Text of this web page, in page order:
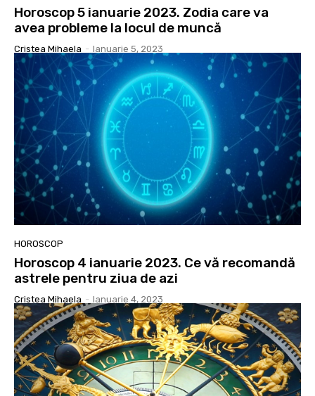
Horoscop 5 ianuarie 2023. Zodia care va
avea probleme la locul de muncă
Cristea Mihaela - Ianuarie 5, 2023
HOROSCOP
Horoscop 4 ianuarie 2023. Ce vă recomandă
astrele pentru ziua de azi
Cristea Mihaela - Ianuarie 4, 2023